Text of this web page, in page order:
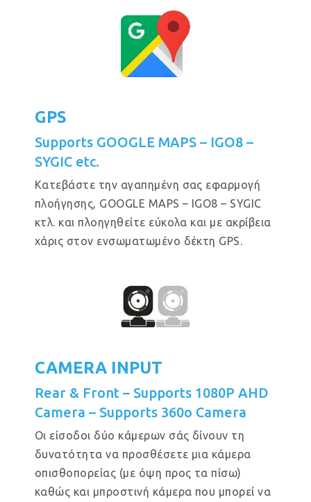
GPS
Supports GOOGLE MAPS – IGO8 –
SYGIC etc.
Κατεβάστε την αγαπημένη σας εφαρμογή
πλοήγησης, GOOGLE MAPS – IGO8 – SYGIC
κτλ. και πλοηγηθείτε εύκολα και με ακρίβεια
χάρις στον ενσωματωμένο δέκτη GPS.
CAMERA INPUT
Rear & Front – Supports 1080P AHD
Camera – Supports 360o Camera
Οι είσοδοι δύο κάμερων σάς δίνουν τη
δυνατότητα να προσθέσετε μια κάμερα
οπισθοπορείας (με όψη προς τα πίσω)
καθώς και μπροστινή κάμερα που μπορεί να